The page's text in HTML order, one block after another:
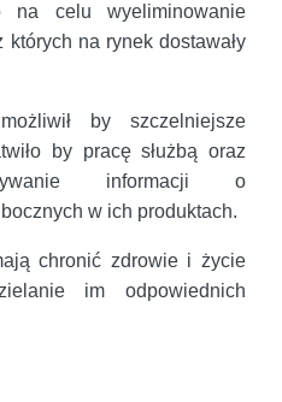
na celu wyeliminowanie
których na rynek dostawały
by szczelniejsze
by pracę służbą oraz
informacji o
w ich produktach.
chronić zdrowie i życie
im odpowiednich